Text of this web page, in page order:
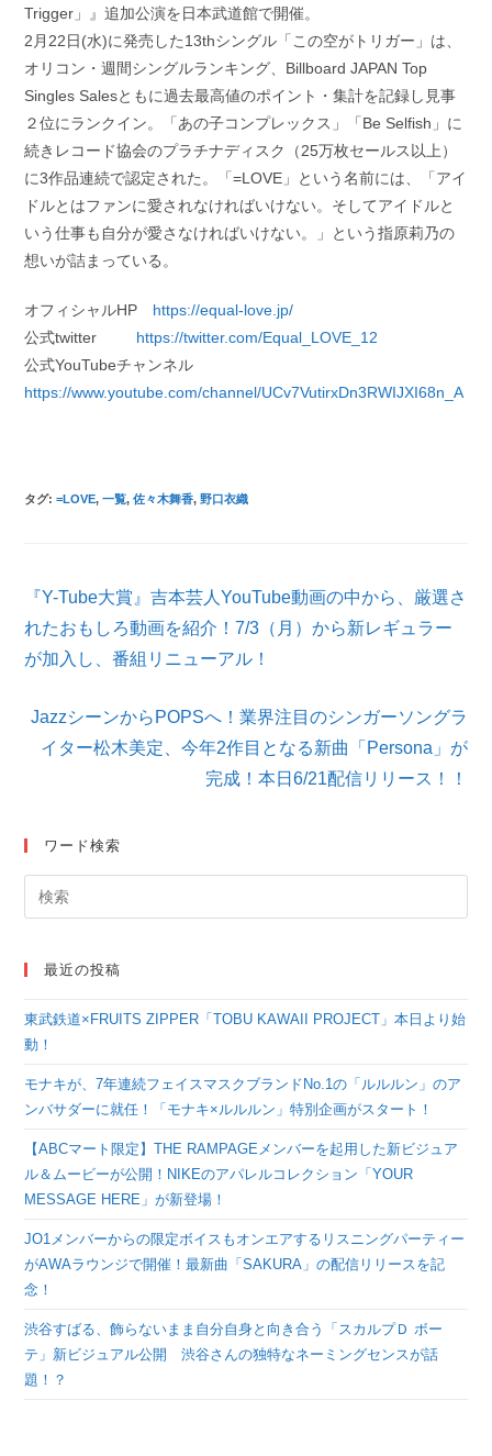
Trigger」』追加公演を日本武道館で開催。
2月22日(水)に発売した13thシングル「この空がトリガー」は、
オリコン・週間シングルランキング、Billboard JAPAN Top
Singles Salesともに過去最高値のポイント・集計を記録し見事
２位にランクイン。「あの子コンプレックス」「Be Selfish」に
続きレコード協会のプラチナディスク（25万枚セールス以上）
に3作品連続で認定された。「=LOVE」という名前には、「アイ
ドルとはファンに愛されなければいけない。そしてアイドルと
いう仕事も自分が愛さなければいけない。」という指原莉乃の
想いが詰まっている。
オフィシャルHP https://equal-love.jp/
公式twitter https://twitter.com/Equal_LOVE_12
公式YouTubeチャンネル
https://www.youtube.com/channel/UCv7VutirxDn3RWIJXI68n_A
タグ:=LOVE, 一覧, 佐々木舞香, 野口衣織
そ
他
記
を
『Y-Tube大賞』吉本芸人YouTube動画の中から、厳選さ
れたおもしろ動画を紹介！7/3（月）から新レギュラー
が加入し、番組リニューアル！
JazzシーンからPOPSへ！業界注目のシンガーソングラ
イター松木美定、今年2作目となる新曲「Persona」が
完成！本日6/21配信リリース！！
ワード検索
最近の投稿
東武鉄道×FRUITS ZIPPER「TOBU KAWAII PROJECT」本日より始
動！
モナキが、7年連続フェイスマスクブランドNo.1の「ルルルン」のア
ンバサダーに就任！「モナキ×ルルルン」特別企画がスタート！
【ABCマート限定】THE RAMPAGEメンバーを起用した新ビジュア
ル＆ムービーが公開！NIKEのアパレルコレクション「YOUR
MESSAGE HERE」が新登場！
JO1メンバーからの限定ボイスもオンエアするリスニングパーティー
がAWAラウンジで開催！最新曲「SAKURA」の配信リリースを記
念！
渋谷すばる、飾らないまま自分自身と向き合う「スカルプＤ ボー
テ」新ビジュアル公開 渋谷さんの独特なネーミングセンスが話
題！？